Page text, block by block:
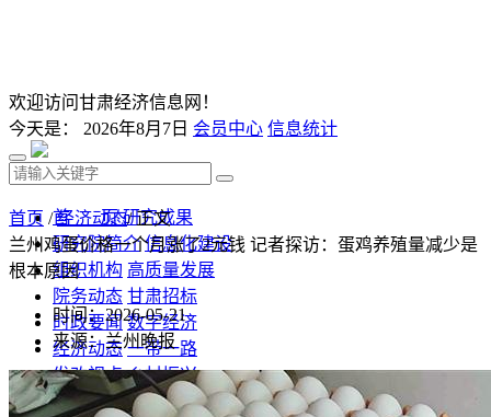
欢迎访问甘肃经济信息网！
今天是： 2026年8月7日 会员中心 信息统计
首 页 研究成果
研究院简介 信息化建设
组织机构 高质量发展
院务动态 甘肃招标
时政要闻 数字经济
经济动态 一带一路
发改视点 乡村振兴
投资分析 发展规划
首页 /经济动态/ 正文
兰州鸡蛋价格一个月涨了2元钱 记者探访：蛋鸡养殖量减少是
根本原因
时间：2026-05-21
来源：兰州晚报